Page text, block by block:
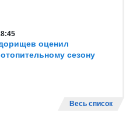
оценил
сезону
Весь список